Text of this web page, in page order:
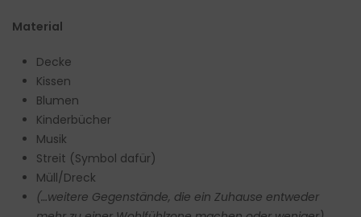
Material
Decke
Kissen
Blumen
Kinderbücher
Musik
Streit (Symbol dafür)
Müll/Dreck
(…weitere Gegenstände, die ein Zuhause entweder